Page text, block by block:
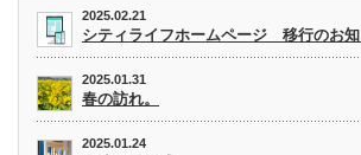
2025.02.21
シティライフホームページ 移行のお
2025.01.31
春の訪れ。
2025.01.24